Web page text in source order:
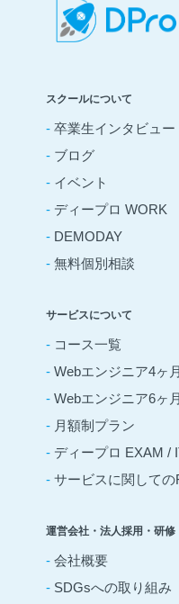
スクールについて
- 卒業生インタビュー
- ブログ
- イベント
- ディープロ WORK
- DEMODAY
- 無料個別相談
サービスについて
- コース一覧
- Webエンジニア4ヶ
- Webエンジニア6ヶ
- 月額制プラン
- ディープロ EXAM /
- サービスに関しての
運営会社・法人採用・研修
- 会社概要
- SDGsへの取り組み